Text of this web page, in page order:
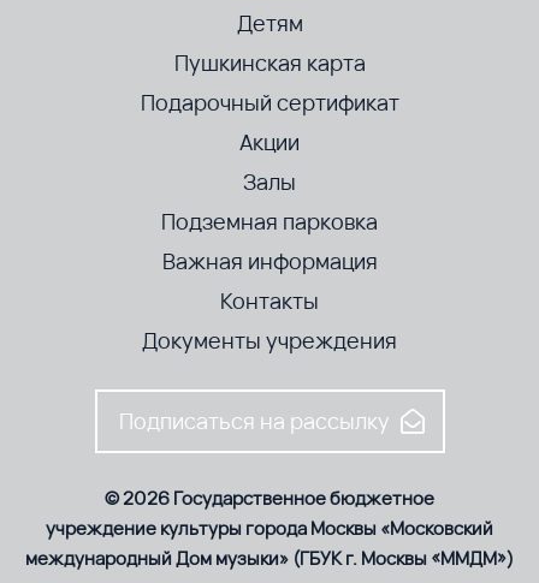
Детям
Пушкинская карта
Подарочный сертификат
Акции
Залы
Подземная парковка
Важная информация
Контакты
Документы учреждения
Подписаться на рассылку
© 2026 Государственное бюджетное
учреждение культуры города Москвы «Московский
международный Дом музыки» (ГБУК г. Москвы «ММДМ»)